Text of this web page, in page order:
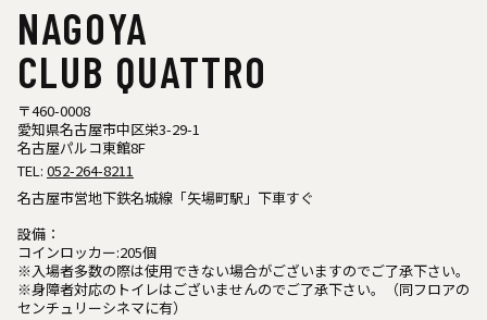
NAGOYA
CLUB QUATTRO
〒460-0008
愛知県名古屋市中区栄3-29-1
名古屋パルコ東館8F
TEL: 052-264-8211
名古屋市営地下鉄名城線「矢場町駅」下車すぐ
設備：
コインロッカー:205個
※入場者多数の際は使用できない場合がございますのでご了承下さい。
※身障者対応のトイレはございませんのでご了承下さい。（同フロアの
センチュリーシネマに有）